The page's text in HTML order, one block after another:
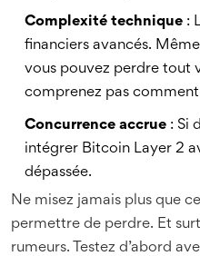
Complexité technique :
financiers avancés.
vous pouvez perdre tout
comprenez pas
Concurrence accrue : Si
intégrer Bitcoin Layer 2
dépassée.
Ne misez jamais plus que
permettre de perdre. Et
rumeurs. Testez d’abord